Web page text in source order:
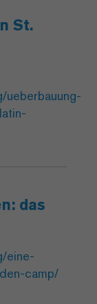
St.
das
eine-
camp/